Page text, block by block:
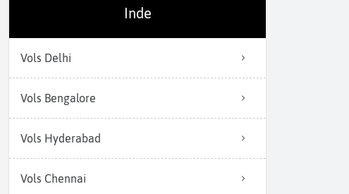
Inde
Vols Delhi
Vols Bengalore
Vols Hyderabad
Vols Chennai